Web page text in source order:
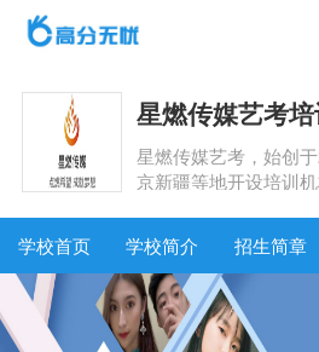
星燃传媒艺考
星燃传媒艺考，始创
京新疆等地开设培训
究。
学校首页 学校简介 招生简章